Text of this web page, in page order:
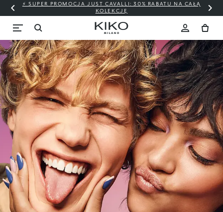
⚡ SUPER PROMOCJA JUST CAVALLI: 30% RABATU NA CAŁĄ
KOLEKCJĘ